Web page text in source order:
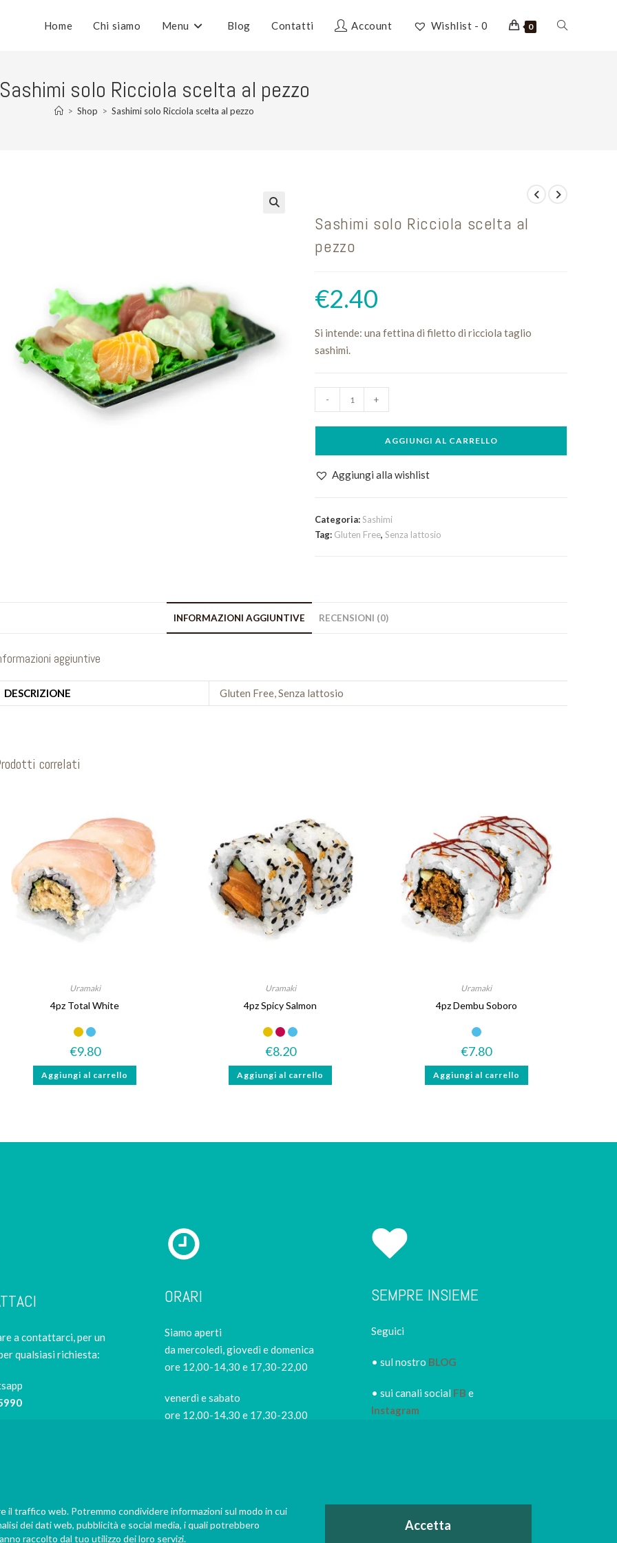
Home Chi siamo Menu Blog Contatti Account Wishlist - 0 0 Attiva/
Sashimi solo Ricciola scelta al pezzo
> Shop > Sashimi solo Ricciola scelta al pezzo
Sashimi solo Ricciola scelta al
pezzo
€2.40
Si intende: una fettina di filetto di ricciola taglio
sashimi.
solo
Ricciola
al
pezzo
- +
AGGIUNGI AL CARRELLO
Aggiungi alla wishlist
Categoria:Sashimi
Tag: Gluten Free,Senza lattosio
INFORMAZIONI AGGIUNTIVE RECENSIONI (0)
aggiuntive
DESCRIZIONE Gluten Free, Senza lattosio
correlati
Uramaki
4pz Total White
€9.80
Aggiungi al carrello
Uramaki
4pz Spicy Salmon
€8.20
Aggiungi al carrello
Uramaki
4pz Dembu Soboro
€7.80
Aggiungi al carrello
a contattarci, per un
qualsiasi richiesta:
ORARI
Siamo aperti
da mercoledi, giovedì e domenica
ore 12,00-14,30 e 17,30-22,00
venerdì e sabato
ore 12,00-14,30 e 17,30-23,00
prenota la tua consegna almeno
1 ora prima del ritiro, 2 ore il venerdì e il
SEMPRE INSIEME
Seguici
• sul nostro BLOG
• sui canali social FB e
Instagram
il traffico web. Potremmo condividere informazioni sul modo in cui
dei dati web, pubblicità e social media, i quali potrebbero
raccolto dal tuo utilizzo dei loro servizi.
Accetta